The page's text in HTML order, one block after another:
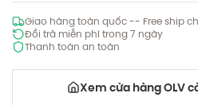
Giao hàng toàn quốc -- Free ship
Đổi trả miễn phí trong 7 ngày
Thanh toán an toàn
Xem cửa hàng OLV